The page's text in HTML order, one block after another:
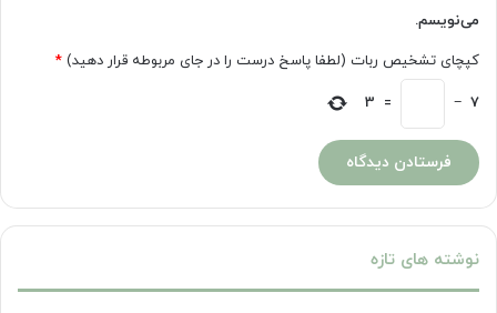
می‌نویسم.
کپچای تشخیص ربات (لطفا پاسخ درست را در جای مربوطه قرار دهید) *
7
−
=
3
نوشته های تازه